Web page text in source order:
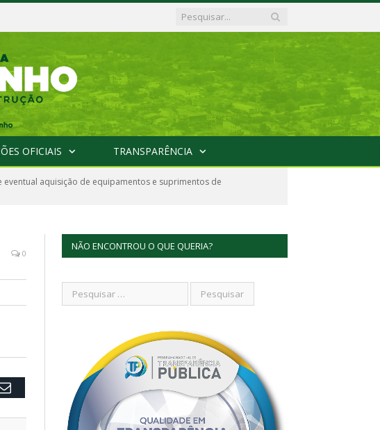
OFICIAIS TRANSPARÊNCIA
eventual aquisição de equipamentos e suprimentos de
0
Email
NÃO ENCONTROU O QUE QUERIA?